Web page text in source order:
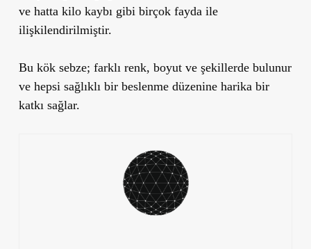
ve hatta kilo kaybı gibi birçok fayda ile
ilişkilendirilmiştir.
Bu kök sebze; farklı renk, boyutve şekillerdebulunur
ve hepsi sağlıklı bir beslenme düzenine harika bir
katkı sağlar.